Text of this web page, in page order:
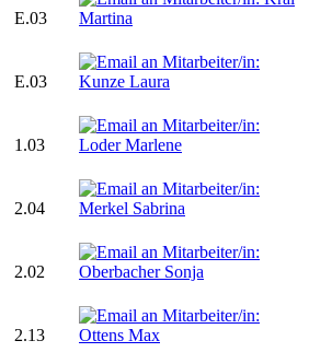
E.03
E.03
1.03
2.04
2.02
2.13